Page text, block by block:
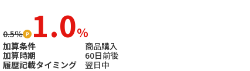
0.5％ 1.0％
加算条件
商品購入
加算時期
60日前後
履歴記載タイミング
翌日中